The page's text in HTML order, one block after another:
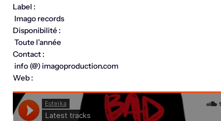
Label :
Imago records
Disponibilité :
Toute l’année
Contact :
info (@) imagoproduction.com
Web :